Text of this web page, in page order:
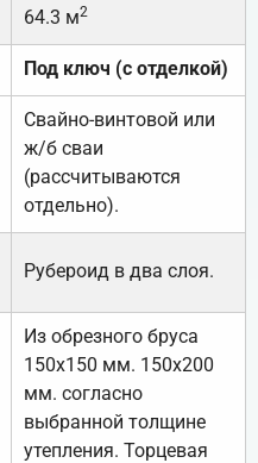
64.3 м2
Под ключ (с отделкой)
Свайно-винтовой или
ж/б сваи
(рассчитываются
отдельно).
Рубероид в два слоя.
Из обрезного бруса
150х150 мм. 150х200
мм. согласно
выбранной толщине
утепления. Торцевая